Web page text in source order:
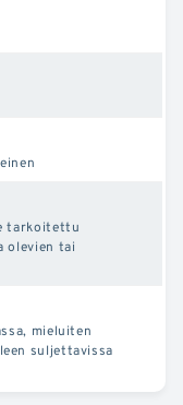
tarkoitettu
olevien tai
mieluiten
suljettavissa